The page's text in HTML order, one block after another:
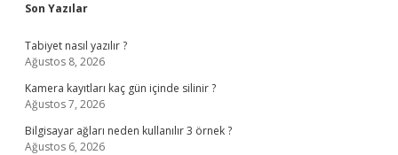
Son Yazılar
Tabiyet nasıl yazılır ?
Ağustos 8, 2026
Kamera kayıtları kaç gün içinde silinir ?
Ağustos 7, 2026
Bilgisayar ağları neden kullanılır 3 örnek ?
Ağustos 6, 2026